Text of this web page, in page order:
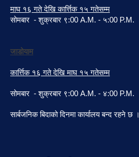
माघ १६ गते देखि कार्त्तिक १५ गतेसम्म
सोमबार - शुक्रबार ९:00 A.M. - ५:00 P.M.
जाडोयाम
कार्त्तिक १६ गते देखि माघ १५ गतेसम्म
सोमबार - शुक्रबार ९:00 A.M. - ४:00 P.M.
सार्बजनिक बिदाको दिनमा कार्यालय बन्द रहने छ ।